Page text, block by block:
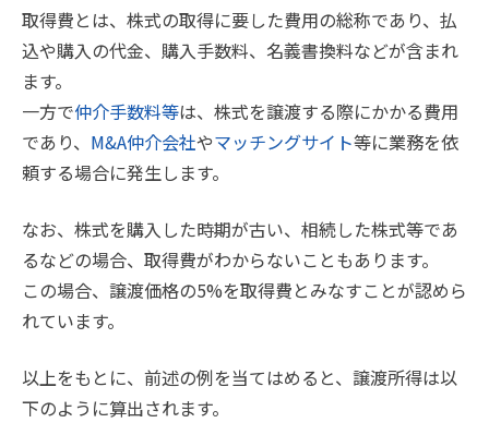
取得費とは、株式の取得に要した費用の総称であり、払
込や購入の代金、購入手数料、名義書換料などが含まれ
ます。
一方で仲介手数料等は、株式を譲渡する際にかかる費用
であり、 M&A仲介会社やマッチングサイト等に業務を依
頼する場合に発生します。
なお、株式を購入した時期が古い、相続した株式等であ
るなどの場合、取得費がわからないこともあります。
この場合、譲渡価格の5%を取得費とみなすことが認めら
れています。
以上をもとに、前述の例を当てはめると、譲渡所得は以
下のように算出されます。